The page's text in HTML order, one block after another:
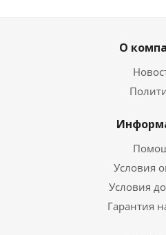
О
Условия
Условия
Гарантия